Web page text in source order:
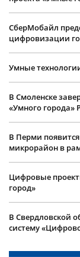
СберМобайл
цифровизации
Умные
В Смоленске
«Умного города»
В Перми
микрорайон в
Цифровые
город»
В Свердловской
систему